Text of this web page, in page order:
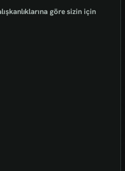
göre sizin için